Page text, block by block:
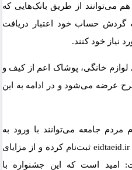
می‌توانند از طریق بانک‌هایی که
گردش حساب خود اعتبار دریافت
نیاز خود کنند.
لوازم خانگی، پوشاک اعم از کیف و
عرضه می‌شود و در ادامه به این
مردم جامعه می‌توانند با ورود به
سامانه این جشنواره به نشانی eidtaeid.ir ثبت‌نام کرده و از مزایای
امید است که این جشنواره با